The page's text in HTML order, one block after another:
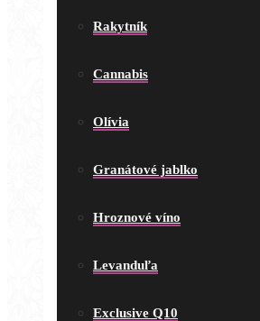
Rakytník
Cannabis
Olívia
Granátové jablko
Hroznové víno
Levanduľa
Exclusive Q10